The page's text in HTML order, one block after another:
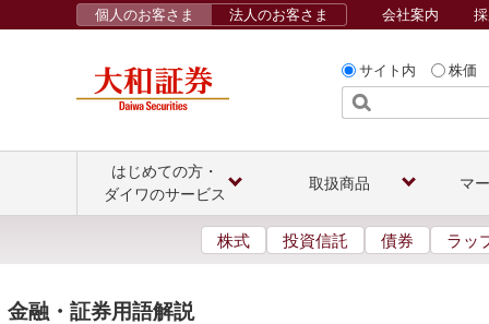
サイト内 株価
個人のお客さま 法人のお客さま 会社案内
はじめての方・
ダイワのサービス
取扱商品 マ
株式 投資信託 債券 ラッ
金融・証券用語解説